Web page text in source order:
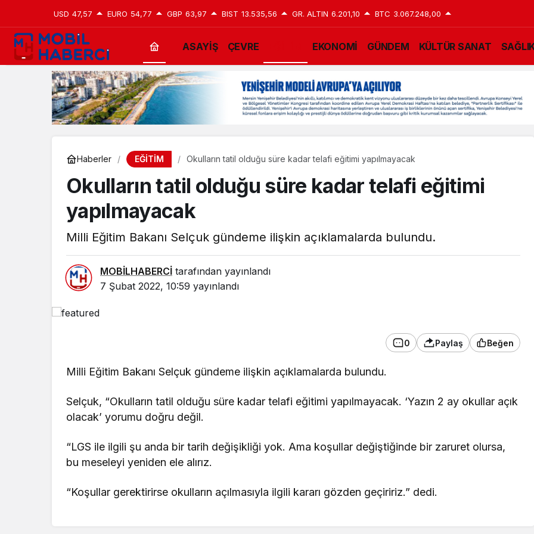
USD 47,57 EURO 54,77 GBP 63,97 BIST 13.535,56 GR. ALTIN 6.201,10 BTC 3.067.248,00
ASAYİŞ ÇEVRE EKONOMİ GÜNDEM KÜLTÜR SANAT
Haberler EĞİTİM Okulların tatil olduğu süre kadar telafi eğitimi yapılmayacak
Okulların tatil olduğu süre kadar telafi eğitimi
yapılmayacak
Milli Eğitim Bakanı Selçuk gündeme ilişkin açıklamalarda bulundu.
MOBİLHABERCİ tarafından yayınlandı
7 Şubat 2022, 10:59 yayınlandı
0 Paylaş Beğen
Milli Eğitim Bakanı Selçuk gündeme ilişkin açıklamalarda bulundu.
Selçuk, “Okulların tatil olduğu süre kadar telafi eğitimi yapılmayacak. ‘Yazın 2 ay okullar açık
olacak’ yorumu doğru değil.
“LGS ile ilgili şu anda bir tarih değişikliği yok. Ama koşullar değiştiğinde bir zaruret olursa,
bu meseleyi yeniden ele alırız.
“Koşullar gerektirirse okulların açılmasıyla ilgili kararı gözden geçiririz.” dedi.
mesajı
Mersinli tenisçiler